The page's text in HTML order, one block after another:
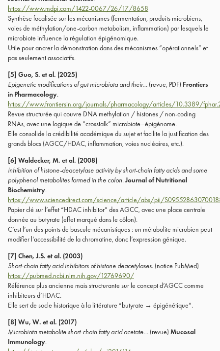
https://www.mdpi.com/1422-0067/26/17/8658
Synthèse focalisée sur les mécanismes (fermentation, produits microbiens,
voies de méthylation/one-carbon metabolism, inflammation) par lesquels le
microbiote influence la régulation épigénomique.
Utile pour ancrer la démonstration dans des mécanismes “opérationnels” et
pas seulement associatifs.
[5] Guo, S. et al. (2025)
Epigenetic modifications of gut microbiota and their… (revue, PDF) Frontiers
in Pharmacology.
https://www.frontiersin.org/journals/pharmacology/articles/10.3389/
Revue structurée qui couvre DNA methylation / histones / non-coding
RNAs, avec une logique de “crosstalk” microbiote–épigénome.
Elle consolide la crédibilité académique du sujet et facilite la justification des
grands blocs (AGCC/HDAC, inflammation, voies nucléaires, etc.).
[6] Waldecker, M. et al. (2008)
Inhibition of histone-deacetylase activity by short-chain fatty acids and some
polyphenol metabolites formed in the colon.Journal of Nutritional
Biochemistry.
https://www.sciencedirect.com/science/article/abs/pii/
Papier clé sur l’effet “HDAC inhibitor” des AGCC, avec une place centrale
donnée au butyrate (effet marqué dans le côlon).
C’est l’un des points de bascule mécanistiques : un métabolite microbien peut
modifier l’accessibilité de la chromatine, donc l’expression génique.
[7] Chen, J.S. et al. (2003)
Short-chain fatty acid inhibitors of histone deacetylases. (notice PubMed)
https://pubmed.ncbi.nlm.nih.gov/12769690/
Référence plus ancienne mais structurante sur le concept d’AGCC comme
inhibiteurs d’HDAC.
Elle sert de socle historique à la littérature “butyrate → épigénétique”.
[8] Wu, W. et al. (2017)
Microbiota metabolite short-chain fatty acid acetate… (revue) Mucosal
Immunology.